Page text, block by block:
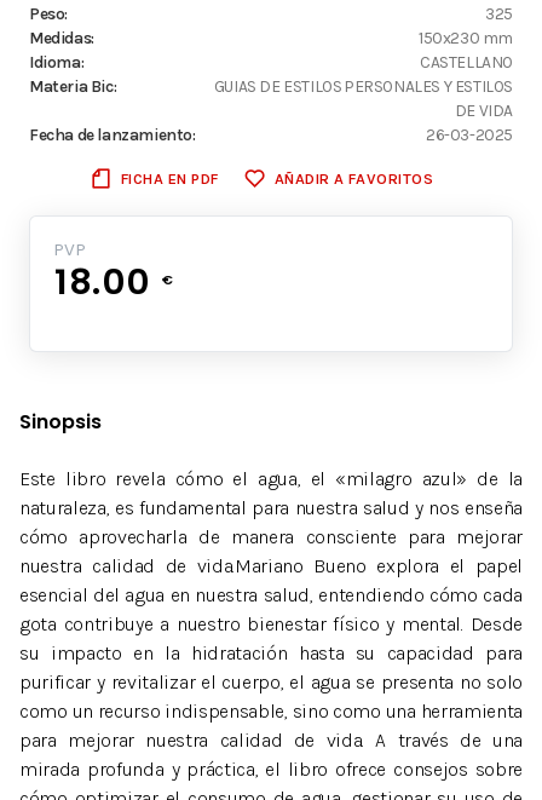
Peso:
325
Medidas:
150x230 mm
Idioma:
CASTELLANO
Materia Bic:
GUIAS DE ESTILOS PERSONALES Y ESTILOS
DE VIDA
Fecha de lanzamiento:
26-03-2025
FICHA EN PDF AÑADIR A FAVORITOS
PVP
18.00 €
Sinopsis
Este libro revela cómo el agua, el «milagro azul» de la
naturaleza, es fundamental para nuestra salud y nos enseña
cómo aprovecharla de manera consciente para mejorar
nuestra calidad de vida.Mariano Bueno explora el papel
esencial del agua en nuestra salud, entendiendo cómo cada
gota contribuye a nuestro bienestar físico y mental. Desde
su impacto en la hidratación hasta su capacidad para
purificar y revitalizar el cuerpo, el agua se presenta no solo
como un recurso indispensable, sino como una herramienta
para mejorar nuestra calidad de vida. A través de una
mirada profunda y práctica, el libro ofrece consejos sobre